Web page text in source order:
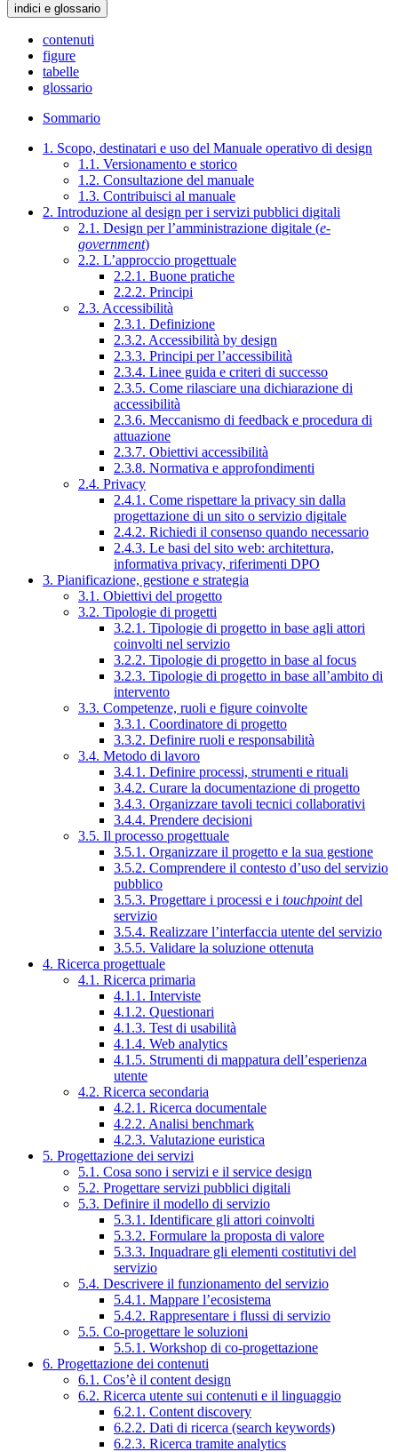
indici e glossario
contenuti
figure
tabelle
glossario
Sommario
1. Scopo, destinatari e uso del Manuale operativo di design
1.1. Versionamento e storico
1.2. Consultazione del manuale
1.3. Contribuisci al manuale
2. Introduzione al design per i servizi pubblici digitali
2.1. Design per l’amministrazione digitale (e-
government)
2.2. L’approccio progettuale
2.2.1. Buone pratiche
2.2.2. Principi
2.3. Accessibilità
2.3.1. Definizione
2.3.2. Accessibilità by design
2.3.3. Principi per l’accessibilità
2.3.4. Linee guida e criteri di successo
2.3.5. Come rilasciare una dichiarazione di
accessibilità
2.3.6. Meccanismo di feedback e procedura di
attuazione
2.3.7. Obiettivi accessibilità
2.3.8. Normativa e approfondimenti
2.4. Privacy
2.4.1. Come rispettare la privacy sin dalla
progettazione di un sito o servizio digitale
2.4.2. Richiedi il consenso quando necessario
2.4.3. Le basi del sito web: architettura,
informativa privacy, riferimenti DPO
3. Pianificazione, gestione e strategia
3.1. Obiettivi del progetto
3.2. Tipologie di progetti
3.2.1. Tipologie di progetto in base agli attori
coinvolti nel servizio
3.2.2. Tipologie di progetto in base al focus
3.2.3. Tipologie di progetto in base all’ambito di
intervento
3.3. Competenze, ruoli e figure coinvolte
3.3.1. Coordinatore di progetto
3.3.2. Definire ruoli e responsabilità
3.4. Metodo di lavoro
3.4.1. Definire processi, strumenti e rituali
3.4.2. Curare la documentazione di progetto
3.4.3. Organizzare tavoli tecnici collaborativi
3.4.4. Prendere decisioni
3.5. Il processo progettuale
3.5.1. Organizzare il progetto e la sua gestione
3.5.2. Comprendere il contesto d’uso del servizio
pubblico
3.5.3. Progettare i processi e i touchpointdel
servizio
3.5.4. Realizzare l’interfaccia utente del servizio
3.5.5. Validare la soluzione ottenuta
4. Ricerca progettuale
4.1. Ricerca primaria
4.1.1. Interviste
4.1.2. Questionari
4.1.3. Test di usabilità
4.1.4. Web analytics
4.1.5. Strumenti di mappatura dell’esperienza
utente
4.2. Ricerca secondaria
4.2.1. Ricerca documentale
4.2.2. Analisi benchmark
4.2.3. Valutazione euristica
5. Progettazione dei servizi
5.1. Cosa sono i servizi e il service design
5.2. Progettare servizi pubblici digitali
5.3. Definire il modello di servizio
5.3.1. Identificare gli attori coinvolti
5.3.2. Formulare la proposta di valore
5.3.3. Inquadrare gli elementi costitutivi del
servizio
5.4. Descrivere il funzionamento del servizio
5.4.1. Mappare l’ecosistema
5.4.2. Rappresentare i flussi di servizio
5.5. Co-progettare le soluzioni
5.5.1. Workshop di co-progettazione
6. Progettazione dei contenuti
6.1. Cos’è il content design
6.2. Ricerca utente sui contenuti e il linguaggio
6.2.1. Content discovery
6.2.2. Dati di ricerca (search keywords)
6.2.3. Ricerca tramite analytics